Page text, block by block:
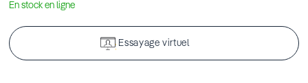
En stock en ligne
Essayage virtuel